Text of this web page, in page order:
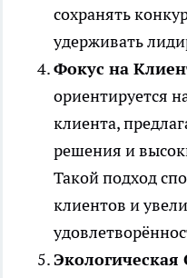
сохранять
удерживать
Фокус на
ориентируется
клиента,
решения и
Такой подход
клиентов и
Экологическая